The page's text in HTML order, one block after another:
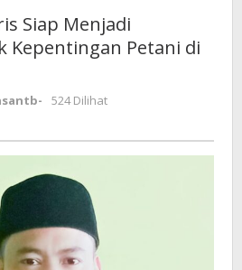
Siap Menjadi
Kepentingan Petani di
-
524 Dilihat